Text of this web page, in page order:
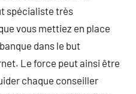
spécialiste très
vous mettiez en place
dans le but
Le force peut ainsi être
chaque conseiller